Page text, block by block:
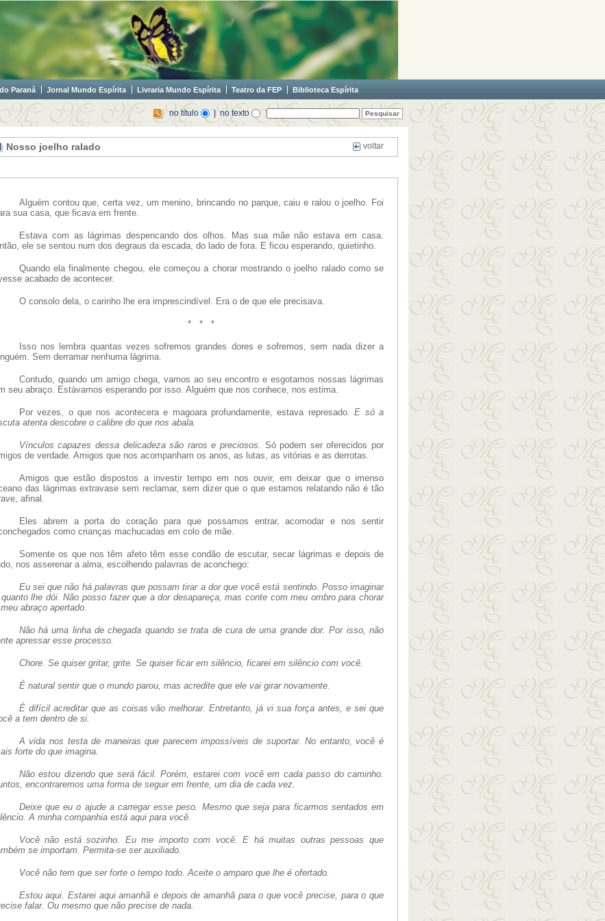
Paraná Jornal Mundo Espírita Livraria Mundo Espírita Teatro da FEP Biblioteca Espírita
no título | no texto
Nosso joelho ralado voltar
Alguém contou que, certa vez, um menino, brincando no parque, caiu e ralou o joelho. Foi
sua casa, que ficava em frente.
Estava com as lágrimas despencando dos olhos. Mas sua mãe não estava em casa.
ele se sentou num dos degraus da escada, do lado de fora. E ficou esperando, quietinho.
Quando ela finalmente chegou, ele começou a chorar mostrando o joelho ralado como se
acabado de acontecer.
O consolo dela, o carinho lhe era imprescindível. Era o de que ele precisava.
* * *
Isso nos lembra quantas vezes sofremos grandes dores e sofremos, sem nada dizer a
Sem derramar nenhuma lágrima.
Contudo, quando um amigo chega, vamos ao seu encontro e esgotamos nossas lágrimas
seu abraço. Estávamos esperando por isso. Alguém que nos conhece, nos estima.
Por vezes, o que nos acontecera e magoara profundamente, estava represado.E só a
atenta descobre o calibre do que nos abala.
Vínculos capazes dessa delicadeza são raros e preciosos. Só podem ser oferecidos por
de verdade. Amigos que nos acompanham os anos, as lutas, as vitórias e as derrotas.
Amigos que estão dispostos a investir tempo em nos ouvir, em deixar que o imenso
das lágrimas extravase sem reclamar, sem dizer que o que estamos relatando não é tão
afinal.
Eles abrem a porta do coração para que possamos entrar, acomodar e nos sentir
como crianças machucadas em colo de mãe.
Somente os que nos têm afeto têm esse condão de escutar, secar lágrimas e depois de
nos asserenar a alma, escolhendo palavras de aconchego:
Eu sei que não há palavras que possam tirar a dor que você está sentindo. Posso imaginar
lhe dói. Não posso fazer que a dor desapareça, mas conte com meu ombro para chorar
abraço apertado.
Não há uma linha de chegada quando se trata de cura de uma grande dor. Por isso, não
apressar esse processo.
Chore. Se quiser gritar, grite. Se quiser ficar em silêncio, ficarei em silêncio com você.
É natural sentir que o mundo parou, mas acredite que ele vai girar novamente.
É difícil acreditar que as coisas vão melhorar. Entretanto, já vi sua força antes, e sei que
a tem dentro de si.
A vida nos testa de maneiras que parecem impossíveis de suportar. No entanto, você é
forte do que imagina.
Não estou dizendo que será fácil. Porém, estarei com você em cada passo do caminho.
encontraremos uma forma de seguir em frente, um dia de cada vez.
Deixe que eu o ajude a carregar esse peso. Mesmo que seja para ficarmos sentados em
A minha companhia está aqui para você.
Você não está sozinho. Eu me importo com você. E há muitas outras pessoas que
se importam. Permita-se ser auxiliado.
Você não tem que ser forte o tempo todo. Aceite o amparo que lhe é ofertado.
Estou aqui. Estarei aqui amanhã e depois de amanhã para o que você precise, para o que
falar. Ou mesmo que não precise de nada.